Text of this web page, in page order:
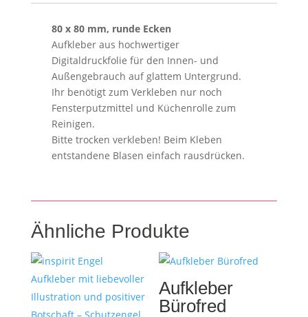
80 x 80 mm, runde Ecken
Aufkleber aus hochwertiger
Digitaldruckfolie für den Innen- und
Außengebrauch auf glattem Untergrund.
Ihr benötigt zum Verkleben nur noch
Fensterputzmittel und Küchenrolle zum
Reinigen.
Bitte trocken verkleben! Beim Kleben
entstandene Blasen einfach rausdrücken.
Ähnliche Produkte
Aufkleber
Bürofred